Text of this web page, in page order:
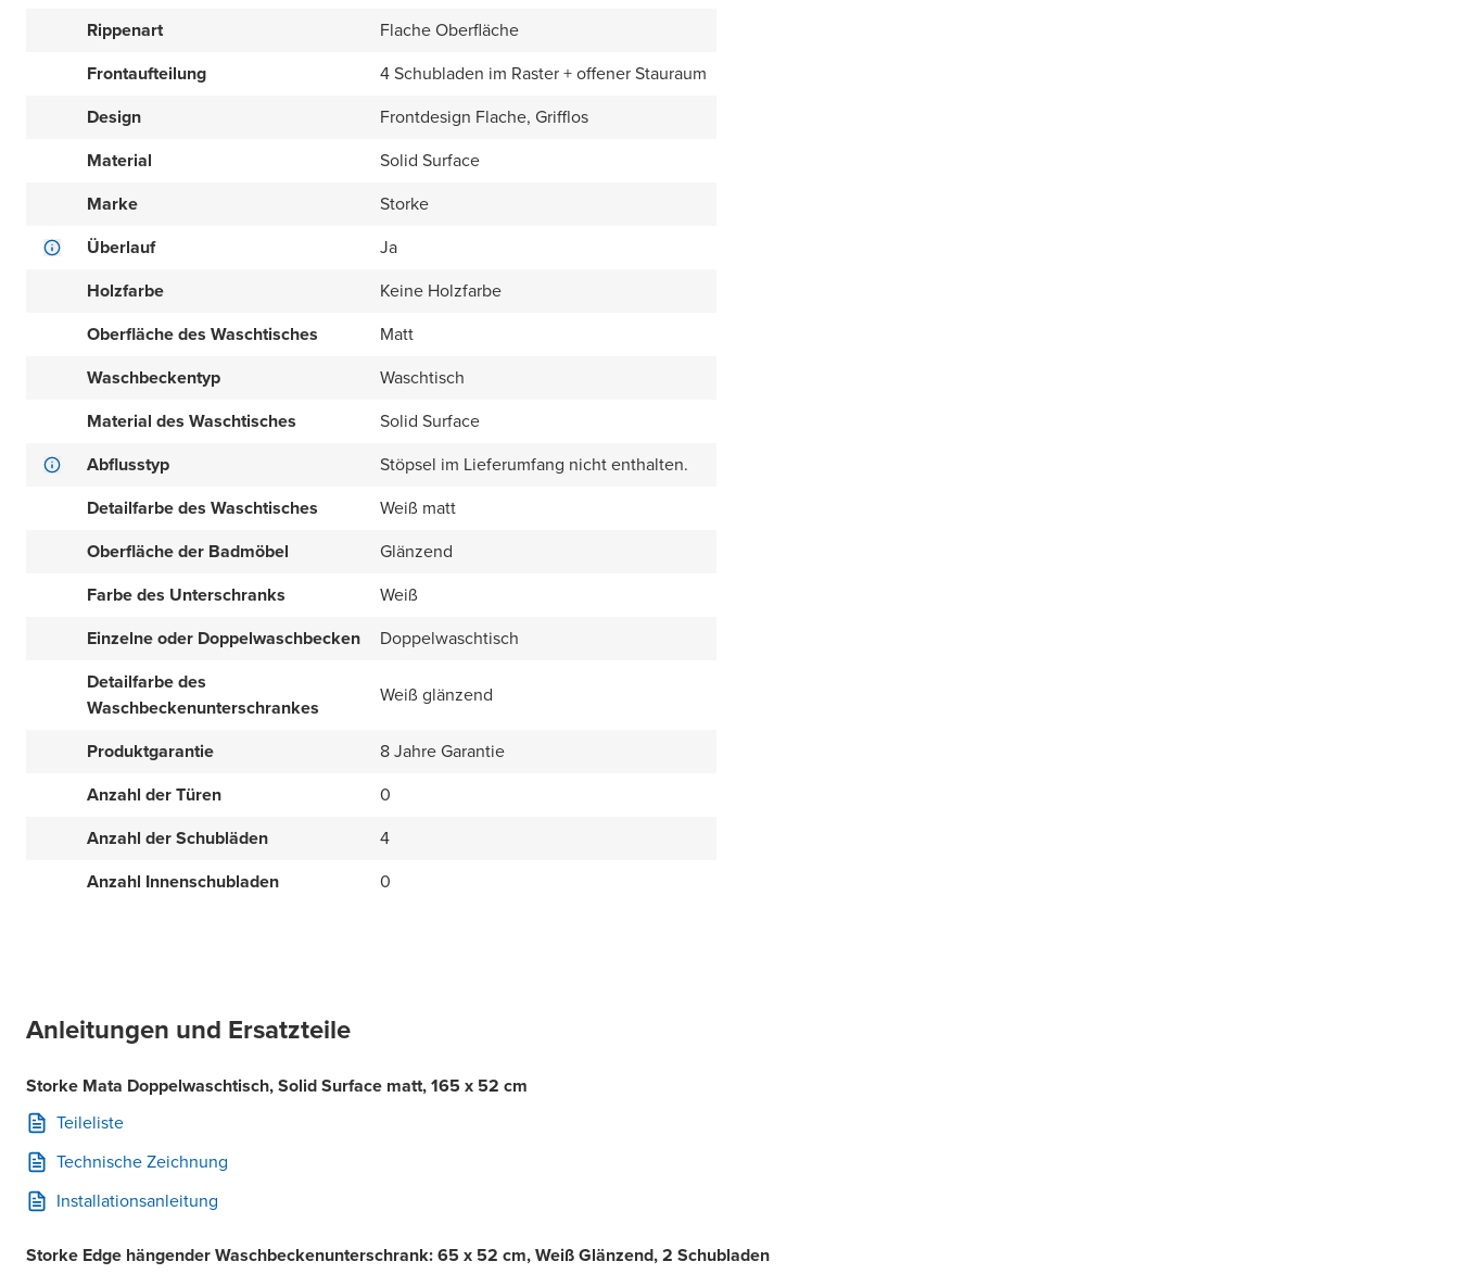
Rippenart
Flache Oberfläche
Frontaufteilung
4 Schubladen im Raster + offener Stauraum
Design
Frontdesign Flache, Grifflos
Material
Solid Surface
Marke
Storke
Überlauf
Ja
Holzfarbe
Keine Holzfarbe
Oberfläche des Waschtisches
Matt
Waschbeckentyp
Waschtisch
Material des Waschtisches
Solid Surface
Abflusstyp
Stöpsel im Lieferumfang nicht enthalten.
Detailfarbe des Waschtisches
Weiß matt
Oberfläche der Badmöbel
Glänzend
Farbe des Unterschranks
Weiß
Einzelne oder Doppelwaschbecken
Doppelwaschtisch
Detailfarbe des
Waschbeckenunterschrankes
Weiß glänzend
Produktgarantie
8 Jahre Garantie
Anzahl der Türen
0
Anzahl der Schubläden
4
Anzahl Innenschubladen
0
Anleitungen und Ersatzteile
Storke Mata Doppelwaschtisch, Solid Surface matt, 165 x 52 cm
Teileliste
Technische Zeichnung
Installationsanleitung
Storke Edge hängender Waschbeckenunterschrank: 65 x 52 cm, Weiß Glänzend, 2 Schubladen